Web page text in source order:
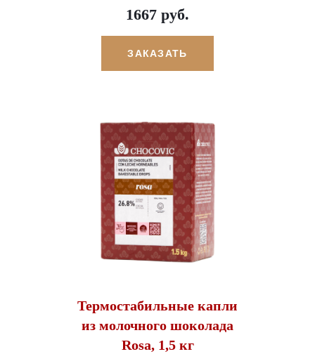
1667 руб.
ЗАКАЗАТЬ
Термостабильные капли
из молочного шоколада
Rosa, 1,5 кг